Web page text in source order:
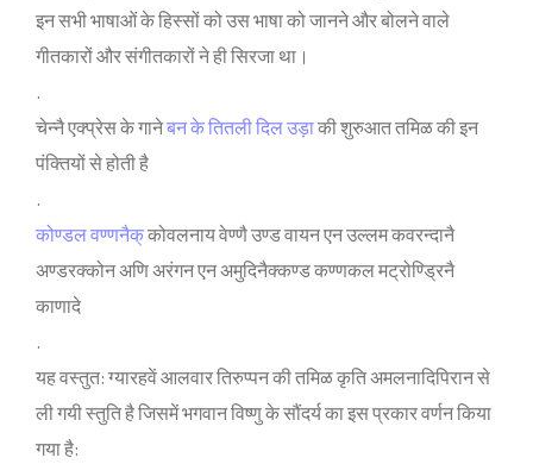
इन सभी भाषाओं के हिस्‍सों को उस भाषा को जानने और बोलने वाले
गीतकारों और संगीतकारों ने ही सिरजा था।
.
चेन्‍नै एक्‍प्रेस के गानेबन के तितली दिल उड़ाकी शुरुआत तमिळ की इन
पंक्‍तियों से होती है
.
कोण्‍डल वण्‍णनैक्कोवलनाय वेण्‍णै उण्‍ड वायन एन उल्‍लम कवरन्‍दानै
अण्‍डरक्‍कोन अणि अरंगन एन अमुदिनैक्कण्‍ड कण्‍णकल मट्रोण्‍ड्रिनै
काणादे
.
यह वस्‍तुत: ग्यारहवें आलवार तिरुप्‍पन की तमिळ कृति अमलनादिपिरान से
ली गयी स्‍तुति है जिसमें भगवान विष्‍णु के सौंदर्य का इस प्रकार वर्णन किया
गया है: